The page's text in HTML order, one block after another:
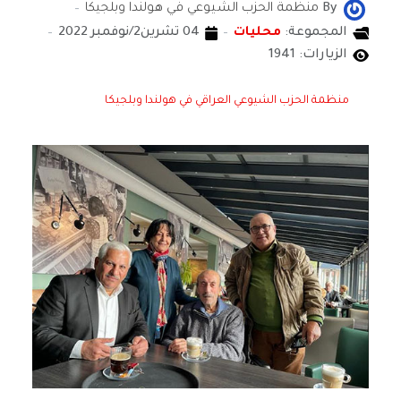
By منظمة الحزب الشيوعي في هولندا وبلجيكا
المجموعة: محليات
04 تشرين2/نوفمبر 2022
الزيارات: 1941
منظمة الحزب الشيوعي العراقي في هولندا وبلجيكا